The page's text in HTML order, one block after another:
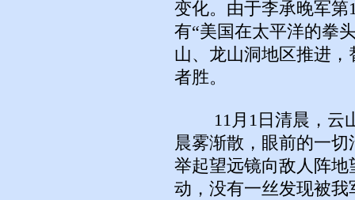
变化。由于李承晚军
有“美国在太平洋的拳
山、龙山洞地区推进
者胜。
11月1日清晨，云山
晨雾渐散，眼前的一
举起望远镜向敌人阵
动，没有一丝发现被我